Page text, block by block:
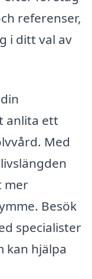
referenser,
i ditt val av
anlita ett
Med
mer
Besök
specialister
kan hjälpa